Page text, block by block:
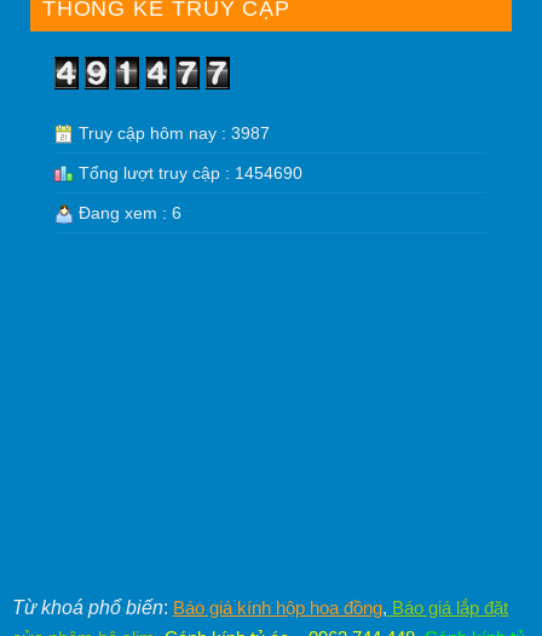
THỐNG KÊ TRUY CẬP
Truy cập hôm nay : 3987
Tổng lượt truy cập : 1454690
Đang xem : 6
Từ khoá phổ biến: Báo giá kính hộp hoa đồng, Báo giá lắp đặt